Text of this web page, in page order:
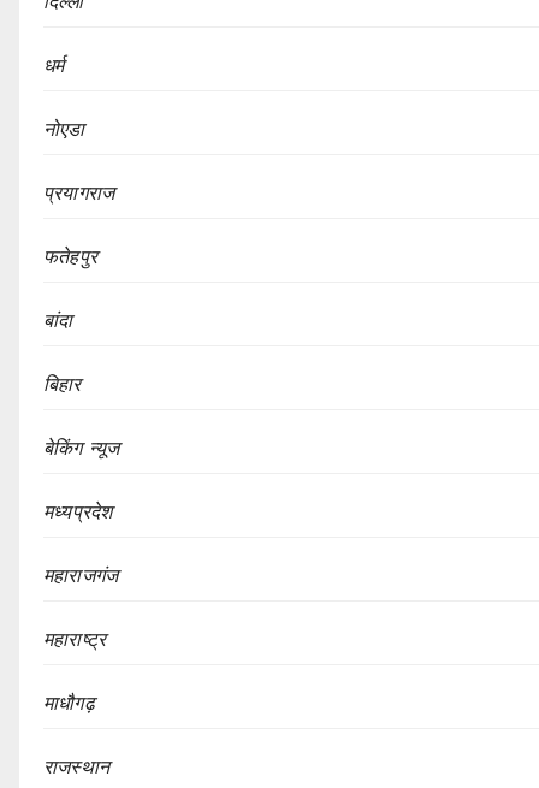
धर्म
नोएडा
प्रयागराज
फतेहपुर
बांदा
बिहार
बेकिंग न्यूज
मध्यप्रदेश
महाराजगंज
महाराष्ट्र
माधौगढ़
राजस्थान